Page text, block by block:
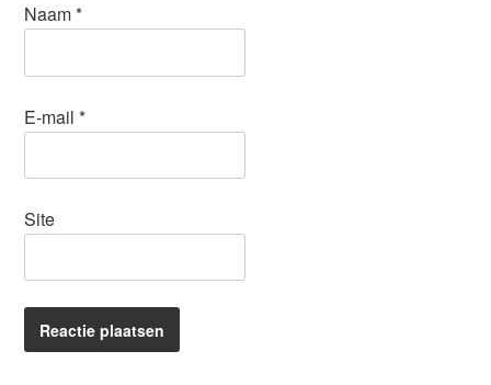
Naam*
E-mail*
Site